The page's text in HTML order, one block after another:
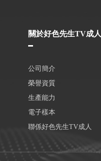
關於好色先生TV成人
公司簡介
榮譽資質
生產能力
電子樣本
聯係好色先生TV成人